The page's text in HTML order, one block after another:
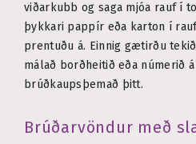
viðarkubb og saga mjóa rauf í
þykkari pappír eða karton í
prentuðu á. Einnig gætirðu
málað borðheitið eða númerið
brúðkaupsþemað þitt.
Brúðarvöndur með